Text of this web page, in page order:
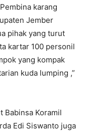
karang
Jember
pihak yang turut
kartar 100 personil
yang kompak
kuda lumping ,”
Babinsa Koramil
Edi Siswanto juga